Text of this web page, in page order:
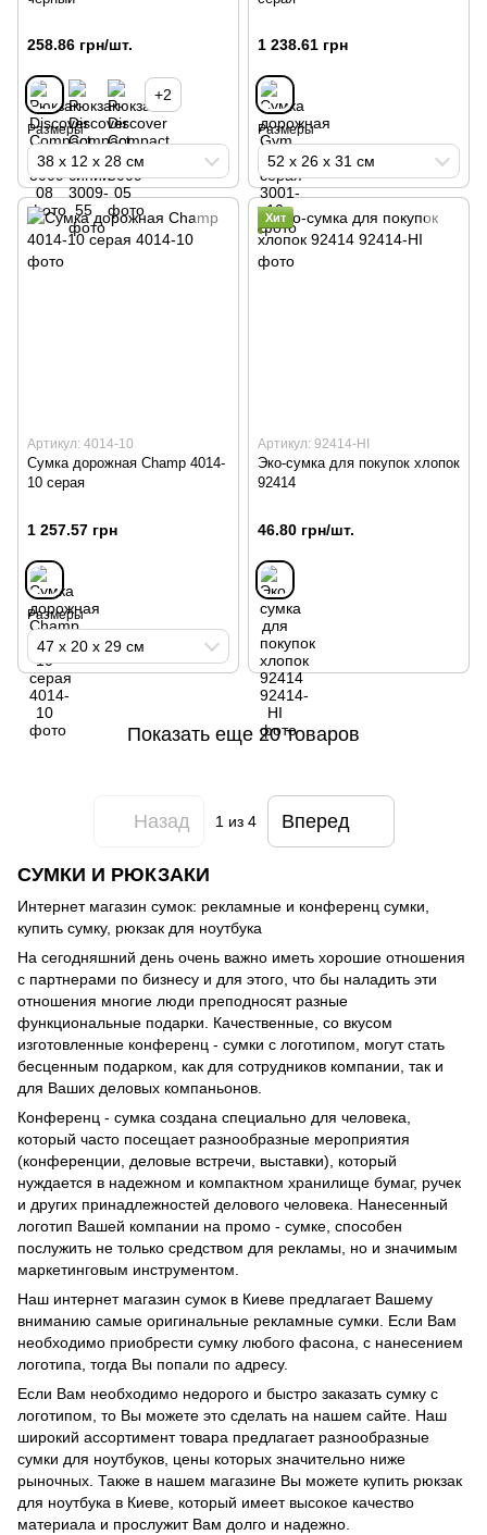
258.86 грн/шт.
+2
Размеры
38 х 12 х 28 см
1 238.61 грн
Размеры
52 х 26 х 31 см
Артикул: 4014-10
Сумка дорожная Champ 4014-
10 серая
1 257.57 грн
Размеры
47 х 20 х 29 см
Хит
Артикул: 92414-HI
Эко-сумка для покупок хлопок
92414
46.80 грн/шт.
Показать еще 20 товаров
Назад 1 из 4 Вперед
СУМКИ И РЮКЗАКИ
Интернет магазин сумок: рекламные и конференц сумки,
купить сумку, рюкзак для ноутбука
На сегодняшний день очень важно иметь хорошие отношения
с партнерами по бизнесу и для этого, что бы наладить эти
отношения многие люди преподносят разные
функциональные подарки. Качественные, со вкусом
изготовленные конференц - сумки с логотипом, могут стать
бесценным подарком, как для сотрудников компании, так и
для Ваших деловых компаньонов.
Конференц - сумка создана специально для человека,
который часто посещает разнообразные мероприятия
(конференции, деловые встречи, выставки), который
нуждается в надежном и компактном хранилище бумаг, ручек
и других принадлежностей делового человека. Нанесенный
логотип Вашей компании на промо - сумке, способен
послужить не только средством для рекламы, но и значимым
маркетинговым инструментом.
Наш интернет магазин сумок в Киеве предлагает Вашему
вниманию самые оригинальные рекламные сумки. Если Вам
необходимо приобрести сумку любого фасона, с нанесением
логотипа, тогда Вы попали по адресу.
Если Вам необходимо недорого и быстро заказать сумку с
логотипом, то Вы можете это сделать на нашем сайте. Наш
широкий ассортимент товара предлагает разнообразные
сумки для ноутбуков, цены которых значительно ниже
рыночных. Также в нашем магазине Вы можете купить рюкзак
для ноутбука в Киеве, который имеет высокое качество
материала и прослужит Вам долго и надежно.